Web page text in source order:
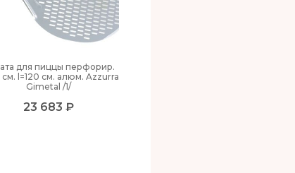
для пиццы перфорир.
см. l=120 см. алюм. Azzurra
Gimetal /1/
23 683 ₽